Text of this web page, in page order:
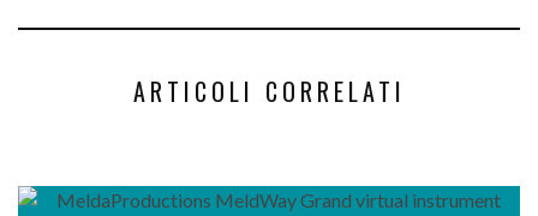
ARTICOLI CORRELATI